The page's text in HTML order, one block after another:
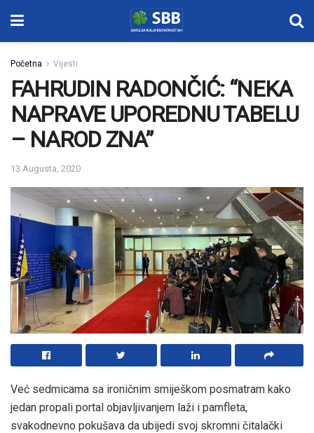
Početna Vijesti
FAHRUDIN RADONČIĆ: “NEKA
NAPRAVE UPOREDNU TABELU
– NAROD ZNA”
13 Augusta, 2020
Već sedmicama sa ironičnim smiješkom posmatram kako
jedan propali portal objavljivanjem laži i pamfleta,
svakodnevno pokušava da ubijedi svoj skromni čitalački